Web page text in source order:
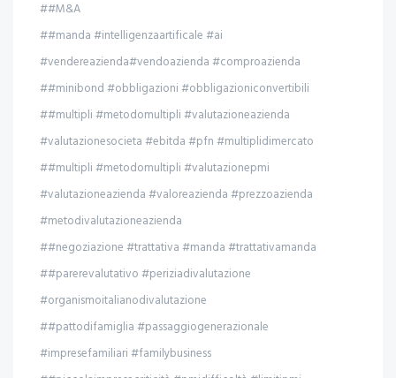
##M&A
##manda #intelligenzaartificale #ai
#vendereazienda#vendoazienda #comproazienda
##minibond #obbligazioni #obbligazioniconvertibili
##multipli #metodomultipli #valutazioneazienda
#valutazionesocieta #ebitda #pfn #multiplidimercato
##multipli #metodomultipli #valutazionepmi
#valutazioneazienda #valoreazienda #prezzoazienda
#metodivalutazioneazienda
##negoziazione #trattativa #manda #trattativamanda
##parerevalutativo #periziadivalutazione
#organismoitalianodivalutazione
##pattodifamiglia #passaggiogenerazionale
#impresefamiliari #familybusiness